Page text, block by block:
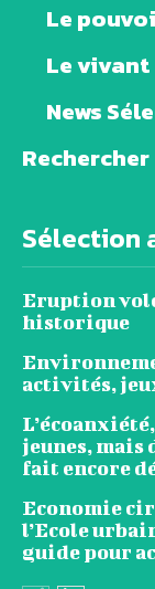
Le
Le
News
Rechercher
Sélection
Eruption
historique
activités,
jeunes,
fait encore
Economie
l’Ecole
guide pour